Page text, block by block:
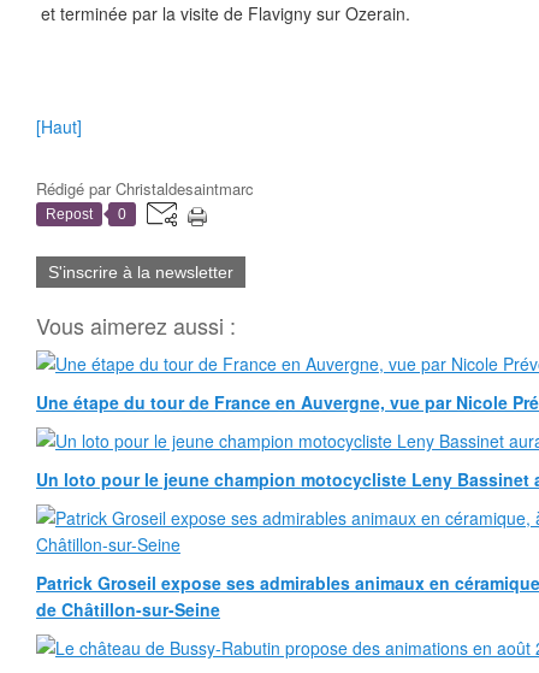
et terminée par la visite de Flavigny sur Ozerain.
[Haut]
Rédigé parChristaldesaintmarc
Repost 0
S'inscrire à la newsletter
Vous aimerez aussi :
Une étape du tour de France en Auvergne, vue par Nicole
Un loto pour le jeune champion motocycliste Leny Bassinet
Patrick Groseil expose ses admirables animaux en
de Châtillon-sur-Seine